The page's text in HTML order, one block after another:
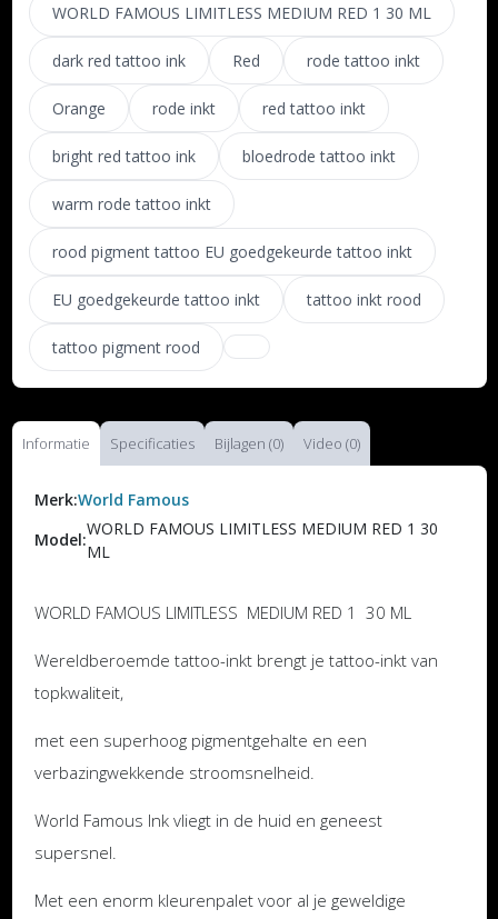
WORLD FAMOUS LIMITLESS MEDIUM RED 1 30 ML
dark red tattoo ink Red rode tattoo inkt
Orange rode inkt red tattoo inkt
bright red tattoo ink bloedrode tattoo inkt
warm rode tattoo inkt
rood pigment tattoo EU goedgekeurde tattoo inkt
EU goedgekeurde tattoo inkt tattoo inkt rood
tattoo pigment rood
Informatie Specificaties Bijlagen (0) Video (0)
Merk:World Famous
Model:
WORLD FAMOUS LIMITLESS MEDIUM RED 1 30
ML
WORLD FAMOUS LIMITLESS MEDIUM RED 1 30 ML
Wereldberoemde tattoo-inkt brengt je tattoo-inkt van
topkwaliteit,
met een superhoog pigmentgehalte en een
verbazingwekkende stroomsnelheid.
World Famous Ink vliegt in de huid en geneest
supersnel.
Met een enorm kleurenpalet voor al je geweldige